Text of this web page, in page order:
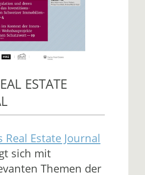
ESTATE
Real Estate Journal
sich mit
Themen der